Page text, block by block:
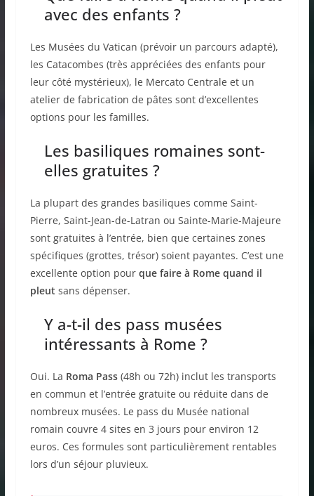
avec des enfants ?
Les Musées du Vatican (prévoir un parcours adapté),
les Catacombes (très appréciées des enfants pour
leur côté mystérieux), le Mercato Centrale et un
atelier de fabrication de pâtes sont d’excellentes
options pour les familles.
Les basiliques romaines sont-
elles gratuites ?
La plupart des grandes basiliques comme Saint-
Pierre, Saint-Jean-de-Latran ou Sainte-Marie-Majeure
sont gratuites à l’entrée, bien que certaines zones
spécifiques (grottes, trésor) soient payantes. C’est une
excellente option pour que faire à Rome quand il
pleut sans dépenser.
Y a-t-il des pass musées
intéressants à Rome ?
Oui. La Roma Pass(48h ou 72h) inclut les transports
en commun et l’entrée gratuite ou réduite dans de
nombreux musées. Le pass du Musée national
romain couvre 4 sites en 3 jours pour environ 12
euros. Ces formules sont particulièrement rentables
lors d’un séjour pluvieux.